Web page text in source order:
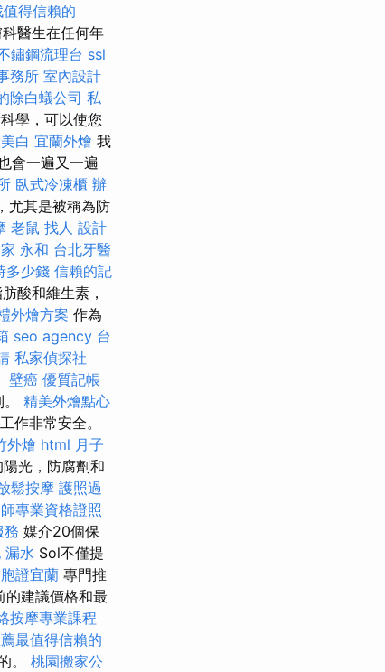
值得信賴的
醫生在任何年
鏽鋼流理台 ssl
務所 室內設計
除白蟻公司 私
學，可以使您
美白 宜蘭外燴 我
會一遍又一遍
臥式冷凍櫃 辦
尤其是被稱為防
老鼠 找人 設計
永和 台北牙醫
多少錢 信賴的記
酸和維生素，
外燴方案 作為
seo agency 台
私家偵探社
壁癌 優質記帳
精美外燴點心
作非常安全。
外燴 html 月子
光，防腐劑和
鬆按摩 護照過
專業資格證照
務 媒介20個保
漏水 Sol不僅提
證宜蘭 專門推
的建議價格和最
按摩專業課程
最值得信賴的
。 桃園搬家公